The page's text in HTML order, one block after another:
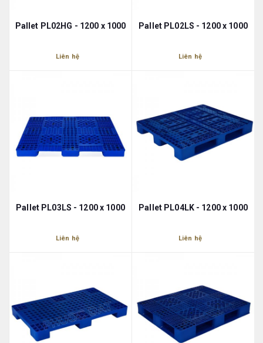
Pallet PL02HG - 1200 x 1000
Liên hệ
Pallet PL02LS - 1200 x 1000
Liên hệ
Pallet PL03LS - 1200 x 1000
Liên hệ
Pallet PL04LK - 1200 x 1000
Liên hệ